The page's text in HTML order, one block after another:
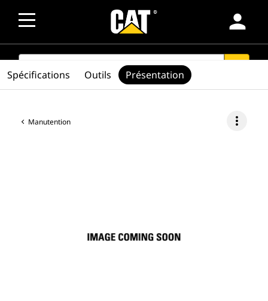
person
SEARCH
Manutention more_vert
Spécifications Outils Présentation